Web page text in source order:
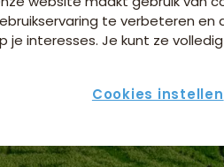
te verbeteren
je interesses. Je kunt ze
Cookies instellen